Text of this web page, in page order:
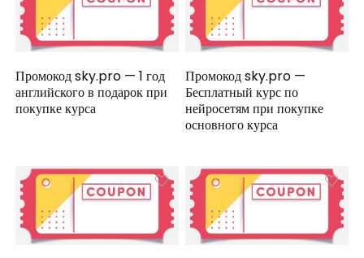
Промокод sky.pro — 1 год
английского в подарок при
покупке курса
Промокод sky.pro —
Бесплатный курс по
нейросетям при покупке
основного курса